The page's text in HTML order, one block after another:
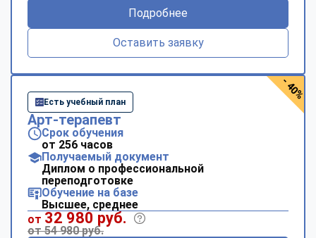
Подробнее
Оставить заявку
Есть учебный план
Арт-терапевт
Срок обучения
от 256 часов
Получаемый документ
Диплом о профессиональной
переподготовке
Обучение на базе
Высшее, среднее
от 32 980 руб.
от 54 980 руб.
- 40%